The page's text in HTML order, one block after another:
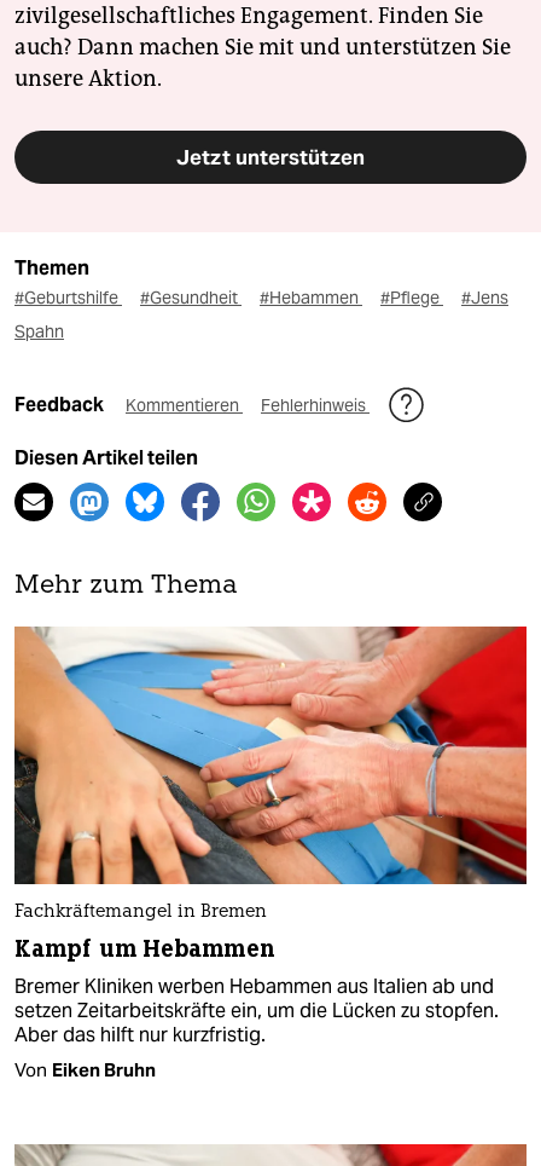
zivilgesellschaftliches Engagement. Finden Sie
auch? Dann machen Sie mit und unterstützen Sie
unsere Aktion.
Jetzt unterstützen
Themen
#Geburtshilfe #Gesundheit #Hebammen #Pflege
#Jens
Spahn
Feedback Kommentieren Fehlerhinweis
Diesen Artikel teilen
Mehr zum Thema
Fachkräftemangel in Bremen
Kampf um Hebammen
Bremer Kliniken werben Hebammen aus Italien ab und
setzen Zeitarbeitskräfte ein, um die Lücken zu stopfen.
Aber das hilft nur kurzfristig.
Von Eiken Bruhn